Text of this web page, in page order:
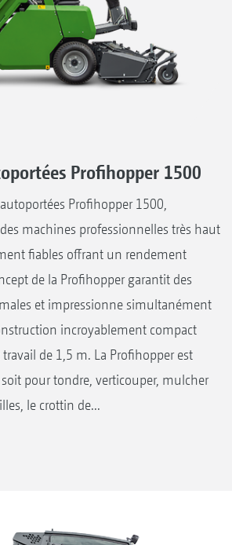
Profihopper 1500
Profihopper 1500,
machines professionnelles très haut
fiables offrant un rendement
de la Profihopper garantit des
et impressionne simultanément
incroyablement compact
de 1,5 m. La Profihopper est
pour tondre, verticouper, mulcher
le crottin de...